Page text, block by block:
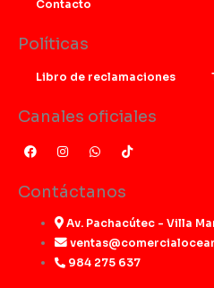
Contacto
Políticas
Libro de reclamaciones
Canales oficiales
F
a
b
I
n
t
a
r
a
m
W
h
s
p
p
T
i
Contáctanos
Av. Pachacútec - Villa
984 275 637